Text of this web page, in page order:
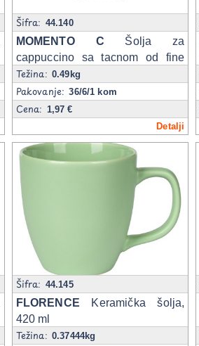
Šifra: 44.140
MOMENTO C Šolja za
cappuccino sa tacnom od fine
keramike, 150 ml
Težina: 0.49kg
Pakovanje:36/6/1 kom
Cena: 1,97 €
Detalji
Šifra: 44.145
FLORENCE Keramička šolja,
420 ml
Težina: 0.37444kg